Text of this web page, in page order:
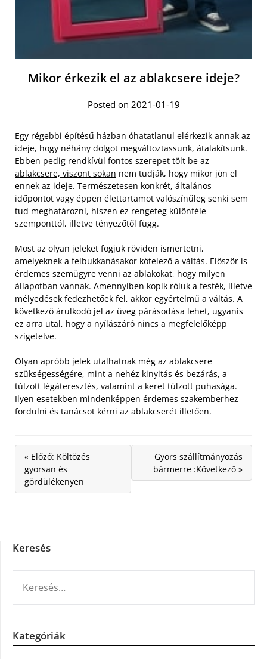
Mikor érkezik el az ablakcsere ideje?
Posted on 2021-01-19
Egy régebbi építésű házban óhatatlanul elérkezik annak az
ideje, hogy néhány dolgot megváltoztassunk, átalakítsunk.
Ebben pedig rendkívül fontos szerepet tölt be az
ablakcsere, viszont sokan nem tudják, hogy mikor jön el
ennek az ideje. Természetesen konkrét, általános
időpontot vagy éppen élettartamot valószínűleg senki sem
tud meghatározni, hiszen ez rengeteg különféle
szemponttól, illetve tényezőtől függ.
Most az olyan jeleket fogjuk röviden ismertetni,
amelyeknek a felbukkanásakor kötelező a váltás. Először is
érdemes szemügyre venni az ablakokat, hogy milyen
állapotban vannak. Amennyiben kopik róluk a festék, illetve
mélyedések fedezhetőek fel, akkor egyértelmű a váltás. A
következő árulkodó jel az üveg párásodása lehet, ugyanis
ez arra utal, hogy a nyílászáró nincs a megfelelőképp
szigetelve.
Olyan apróbb jelek utalhatnak még az ablakcsere
szükségességére, mint a nehéz kinyitás és bezárás, a
túlzott légáteresztés, valamint a keret túlzott puhasága.
Ilyen esetekben mindenképpen érdemes szakemberhez
fordulni és tanácsot kérni az ablakcserét illetően.
« Előző: Költözés
gyorsan és
gördülékenyen
Gyors szállítmányozás
bármerre :Következő »
Keresés
Kategóriák